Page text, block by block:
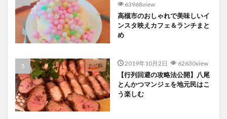
63968view
高槻市のおしゃれで美味しいイ
ンスタ映えカフェ＆ランチまと
め
2019年10月2日 62630view
【行列回避の攻略法公開】八尾
とんかつマンジェを地元民はこ
う楽しむ